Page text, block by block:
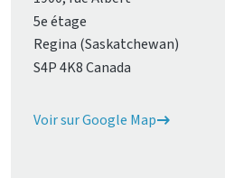
5e étage
Regina (Saskatchewan)
S4P 4K8 Canada
Voir sur Google Map